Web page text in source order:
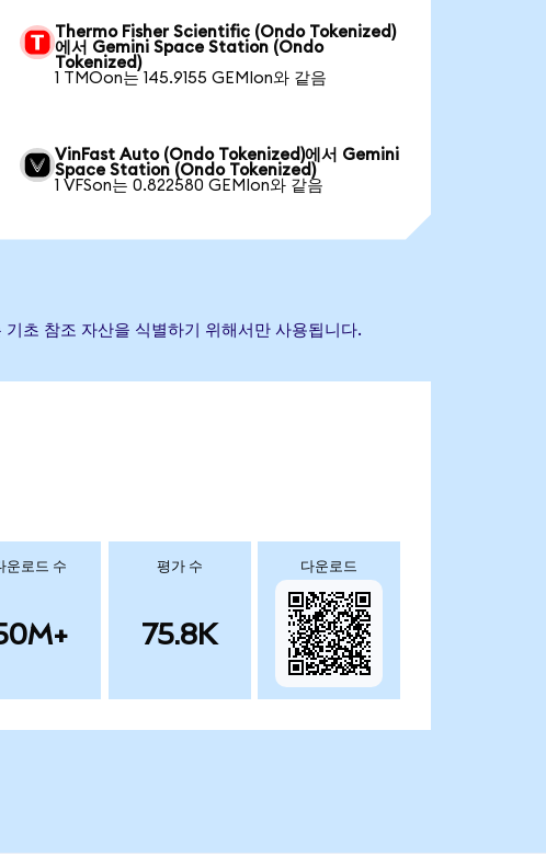
Thermo Fisher Scientific (Ondo Tokenized)
에서 Gemini Space Station (Ondo
Tokenized)
1 TMOon는 145.9155 GEMIon와 같음
VinFast Auto (Ondo Tokenized)에서 Gemini
Space Station (Ondo Tokenized)
1 VFSon는 0.822580 GEMIon와 같음
초 참조 자산을 식별하기 위해서만 사용됩니다.
운로드 수 평가 수
75.8K
다운로드